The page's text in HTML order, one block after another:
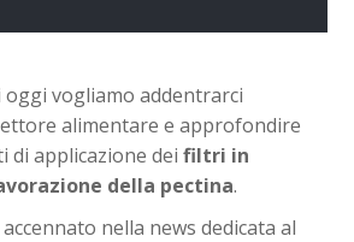
oggi vogliamo addentrarci
alimentare e approfondire
di applicazione dei filtri in
della pectina.
nella news dedicata al